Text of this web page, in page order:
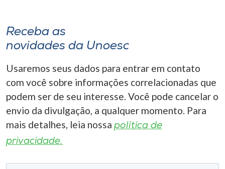
Receba as
novidades da Unoesc
Usaremos seus dados para entrar em contato
com você sobre informações correlacionadas que
podem ser de seu interesse. Você pode cancelar o
envio da divulgação, a qualquer momento. Para
mais detalhes, leia nossa política de
privacidade.